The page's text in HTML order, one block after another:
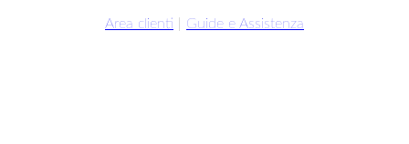
Area clienti Guide e Assistenza